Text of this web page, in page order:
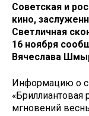
Советская и
кино,
Светличная
16 ноября
Вячеслава
Информацию о
«Бриллиантовая
мгновений